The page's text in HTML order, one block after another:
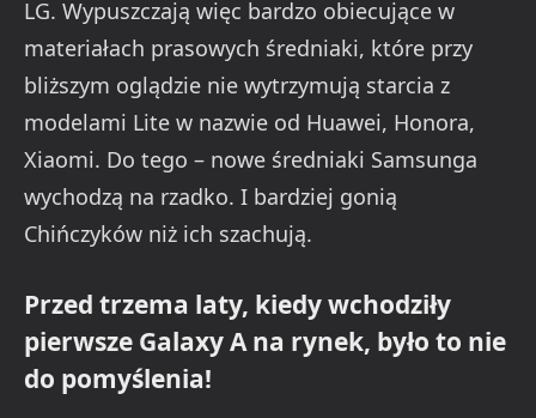
LG. Wypuszczają więc bardzo obiecujące w
materiałach prasowych średniaki, które przy
bliższym oglądzie nie wytrzymują starcia z
modelami Lite w nazwie od Huawei, Honora,
Xiaomi. Do tego – nowe średniaki Samsunga
wychodzą na rzadko. I bardziej gonią
Chińczyków niż ich szachują.
Przed trzema laty, kiedy wchodziły
pierwsze Galaxy A na rynek, było to nie
do pomyślenia!